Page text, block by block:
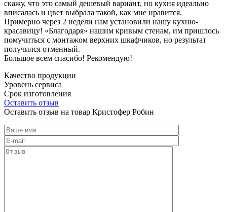
скажу, что это самый дешевый вариант, но кухня идеально
вписалась и цвет выбрала такой, как мне нравится.
Примерно через 2 недели нам установили нашу кухню-
красавицу! «Благодаря» нашим кривым стенам, им пришлось
помучиться с монтажом верхних шкафчиков, но результат
получился отменный.
Большое всем спасибо! Рекомендую!
Качество продукции
Уровень сервиса
Срок изготовления
Оставить отзыв
Оставить отзыв на товар Кристофер Робин